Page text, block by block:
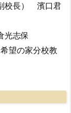
校長） 濱口君
光志保
望の家分校教